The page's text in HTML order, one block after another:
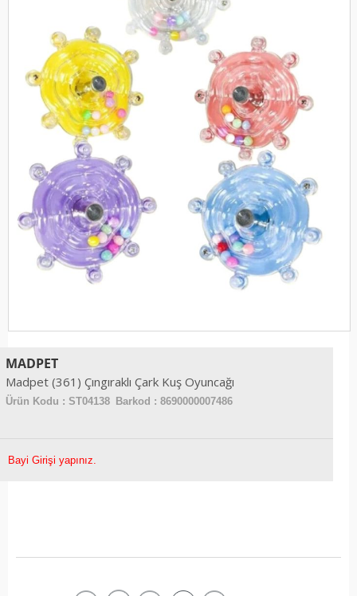
MADPET
Madpet (361) Çıngıraklı Çark Kuş Oyuncağı
Ürün Kodu : ST04138 Barkod : 8690000007486
Bayi Girişi yapınız.